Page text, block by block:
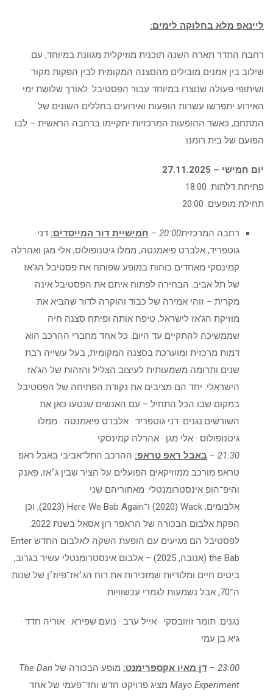
ליינאפ מלא בחלוקה לימים:
רחבת התדר תארח השנה תוכנית מוזיקלית מגוונת במיוחד, עם
שילוב בין אמנים מובילים מהסצנה המקומית לבין הפקות מקור
ושיתופי פעולה שנוצרו במיוחד עבור הפסטיבל. לאורך שלושת ימי
האירוע יתפרשו עשרות הופעות ואירועים בחללים השונים של
המתחם, כאשר ההופעות המרכזיות יתקיימו ברחבה הראשית – לבו
הפועם של בית רומנו.
יום חמישי – 27.11.2025
פתיחת דלתות: 18:00
תחילת מופעים: 20:00
רחבה המרכזית20:00
– חמישיית דור המייסדים: דני
גוטפריד, אלברט פיאמנטה, ממלו גיטנופולוס, אלי מגן ואהרלה
קמינסקי מאחדים כוחות במופע שפותח את פסטיבל הג'אז
של תל אביב. הבחירה לפתוח איתם את הפסטיבל אינה
מקרית – זוהי אמירה של כבוד והוקרה לדור שהביא את
מוזיקת הג'אז לישראל, טיפח אותה ופיתח סצנה חיה
שממשיכה להתקיים עד היום. כל אחד מחברי ההרכב הוא
דמות מרכזית ומוערכת בסצנה המקומית, בעל עשייה רבת
שנים ותרומה משמעותית לעיצוב הצליל והזהות של הג'אז
הישראלי. יחד הם מציבים את נקודת הפתיחה של הפסטיבל
במקום שבו הכל התחיל – עם האנשים שנטעו כאן את
השורשים.נגנים: דני גוטפריד · אלברט פיאמנטה · ממלו
גיטנופולוס · אלי מגן · אהרלה קמינסקי
21:30
– באבל ראפ טראפ: ההרכב התל־אביבי באבל ראפ
טראפ מורכב ממוזיקאים הפועלים על הציר שבין ג׳אז, פאנק
והיפ־הופ אינסטרומנטלי. מאחוריהם שני
אלבומים, Wack ‏(2020) ו־Here We Bab Again ‏(2023), וכן
הפקת אלבום הבכורה של הראפר רון אסאל בשנת 2022.
לפסטיבל הם מגיעים עם הופעת השקה לאלבום החדש Enter
the Bab ‏(אנובה, 2025) – אלבום אינסטרומנטלי עשיר בגרוב,
ביטים חיים ומלודיות שמזכירות את רוח הג׳אז־פיוז׳ן של שנות
ה־70, אבל נשמעות לגמרי עכשוויות.
נגנים: תומר זוזובסקי · אייל ערב · נועם שפירא · אוריה חדד ·
גיא בן עמי
23:00
– דן מאיו אקספרימנט: מופע הבכורה של The Dan
Mayo Experiment מציג פרויקט חדש וחד־פעמי של אחד